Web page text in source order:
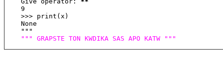
    9
    >>> print(x)
    None
    """
""" GRAPSTE TON KWDIKA SAS APO KATW """